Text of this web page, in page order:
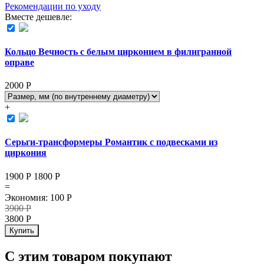
Рекомендации по уходу
Вместе дешевле:
Кольцо Вечность с белым цирконием в филигранной
оправе
2000 Р
+
Серьги-трансформеры Романтик с подвесками из
циркония
1900 Р 1800 Р
=
Экономия: 100 Р
3900Р
3800 Р
Купить
С этим товаром покупают